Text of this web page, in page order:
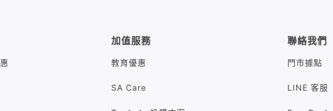
加值服務
教育優惠
SA Care
聯絡我們
門市據點
LINE 客服